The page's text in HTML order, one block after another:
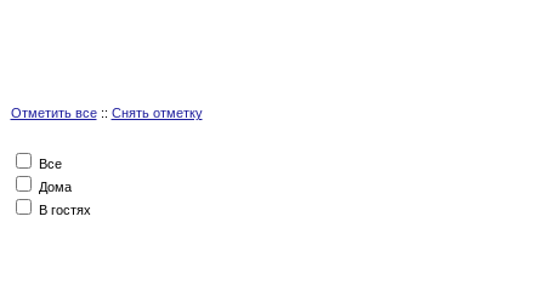
Отметить все:: Снять отметку
Все
Дома
В гостях